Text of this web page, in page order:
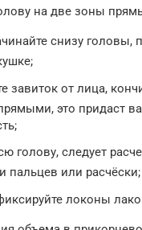
на две зоны
снизу головы,
завиток от лица,
это придаст
голову, следует
пальцев или расчёски;
локоны